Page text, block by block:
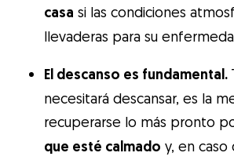
casa si las condiciones
llevaderas para su
El descanso es fundamental.
necesitará descansar, es la
recuperarse lo más pronto
que esté calmado y, en